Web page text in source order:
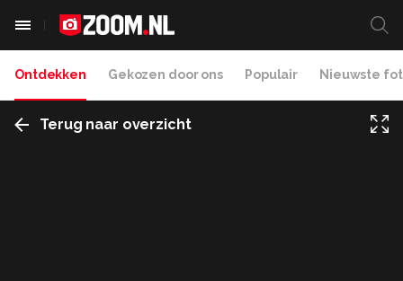
Ontdekken Gekozen door ons Populair Nieuwste
Terug naar overzicht